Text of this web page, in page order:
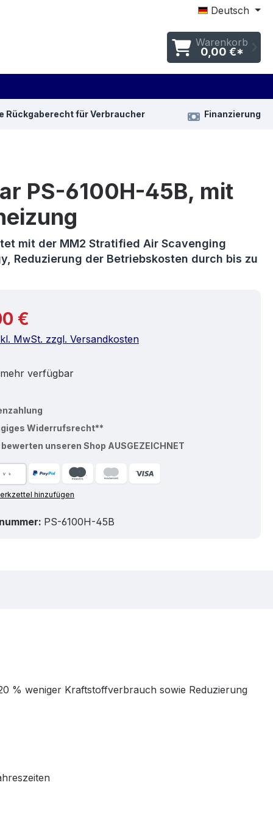
Deutsch
Warenkorb
0,00 €*
Rückgaberecht für Verbraucher Finanzierung
PS-6100H-45B, mit
mit der MM2 Stratified Air Scavenging
Reduzierung der Betriebskosten durch bis zu
Preis:
€
MwSt. zzgl. Versandkosten
verfügbar
Widerrufsrecht**
bewerten unseren Shop AUSGEZEICHNET
hinzufügen
PS-6100H-45B
% weniger Kraftstoffverbrauch sowie Reduzierung